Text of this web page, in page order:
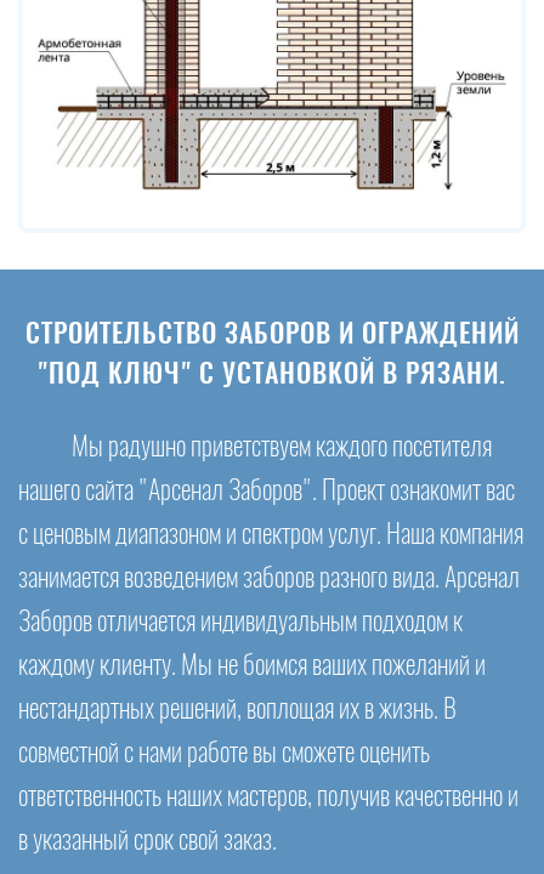
СТРОИТЕЛЬСТВО ЗАБОРОВ И ОГРАЖДЕНИЙ
"ПОД КЛЮЧ" С УСТАНОВКОЙ В РЯЗАНИ.
Мы радушно приветствуем каждого посетителя
нашего сайта "Арсенал Заборов". Проект ознакомит вас
с ценовым диапазоном и спектром услуг. Наша компания
занимается возведением заборов разного вида. Арсенал
Заборов отличается индивидуальным подходом к
каждому клиенту. Мы не боимся ваших пожеланий и
нестандартных решений, воплощая их в жизнь. В
совместной с нами работе вы сможете оценить
ответственность наших мастеров, получив качественно и
в указанный срок свой заказ.